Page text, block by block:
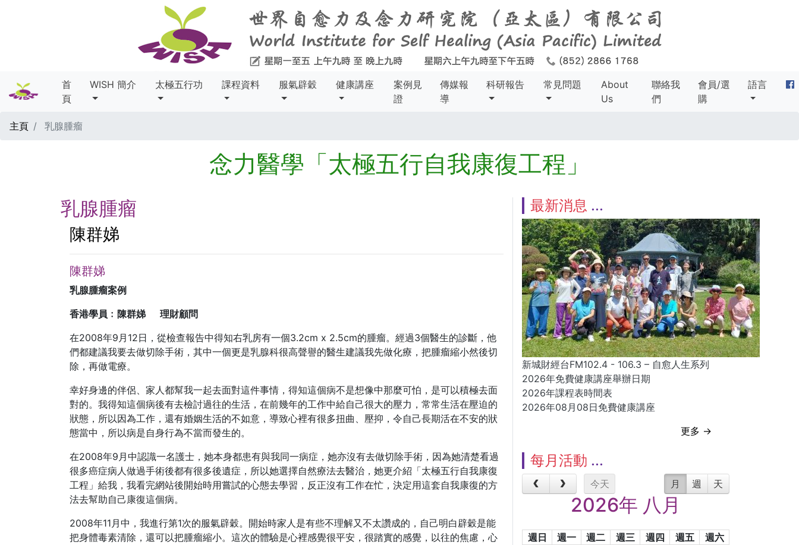
首
頁
WISH 簡介 太極五行功 課程資料 服氣辟穀 健康講座
案例見
證
傳媒報
導
科研報告 常見問題
About
Us
聯絡我
們
會員/選
購
語言
主頁 乳腺腫瘤
念力醫學「太極五行自我康復工程」
乳腺腫瘤
陳群娣
陳群娣
乳腺腫瘤案例
香港學員﹕陳群娣 理財顧問
在2008年9月12日，從檢查報告中得知右乳房有一個3.2cm x 2.5cm的腫瘤。經過3個醫生的診斷，他
們都建議我要去做切除手術，其中一個更是乳腺科很高聲譽的醫生建議我先做化療，把腫瘤縮小然後切
除，再做電療。
幸好身邊的伴侶、家人都幫我一起去面對這件事情，得知這個病不是想像中那麼可怕，是可以積極去面
對的。我得知這個病後有去檢討過往的生活，在前幾年的工作中給自己很大的壓力，常常生活在壓迫的
狀態，所以因為工作，還有婚姻生活的不如意，導致心裡有很多扭曲、壓抑，令自己長期活在不安的狀
態當中，所以病是自身行為不當而發生的。
在2008年9月中認識一名護士，她本身都患有與我同一病症，她亦沒有去做切除手術，因為她清楚看過
很多癌症病人做過手術後都有很多後遺症，所以她選擇自然療法去醫治，她更介紹「太極五行自我康復
工程」給我，我看完網站後開始時用嘗試的心態去學習，反正沒有工作在忙，決定用這套自我康復的方
法去幫助自己康復這個病。
2008年11月中，我進行第1次的服氣辟穀。開始時家人是有些不理解又不太讚成的，自己明白辟穀是能
把身體毒素清除，還可以把腫瘤縮小。這次的體驗是心裡感覺很平安，很踏實的感覺，以往的焦慮，心
最新消息
新城財經台FM102.4 - 106.3 – 自愈人生系列
2026年免費健康講座舉辦日期
2026年課程表時間表
2026年08月08日免費健康講座
更多 →
每月活動
今天 月 週 天
2026年 八月
週日 週一 週二 週三 週四 週五
週六